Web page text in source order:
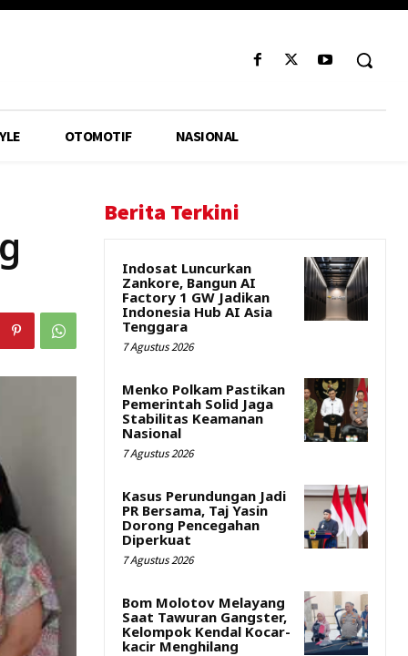
OTOMOTIF NASIONAL
Berita Terkini
Indosat Luncurkan
Zankore, Bangun AI
Factory 1 GW Jadikan
Indonesia Hub AI Asia
Tenggara
7 Agustus 2026
Menko Polkam Pastikan
Pemerintah Solid Jaga
Stabilitas Keamanan
Nasional
7 Agustus 2026
Kasus Perundungan Jadi
PR Bersama, Taj Yasin
Dorong Pencegahan
Diperkuat
7 Agustus 2026
Bom Molotov Melayang
Saat Tawuran Gangster,
Kelompok Kendal Kocar-
kacir Menghilang